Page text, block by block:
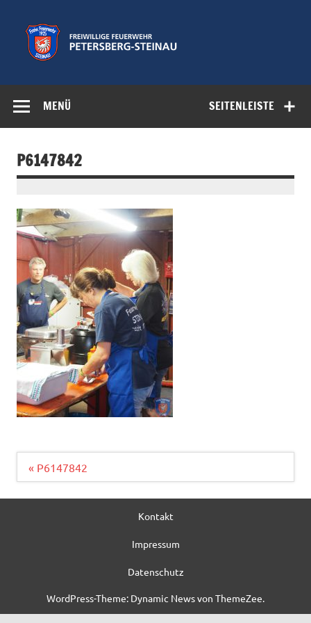
springen
Feuerwehr
Petersberg-
SEITENLEISTE
MENÜ
P6147842
Beitragsnavigation
« P6147842
Kontakt
Impressum
Datenschutz
WordPress-Theme: Dynamic News von ThemeZee.